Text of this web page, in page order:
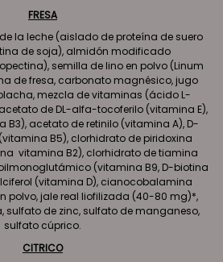
FRESA
la leche (aislado de proteína de suero
de soja), almidón modificado
semilla de lino en polvo (Linum
de fresa, carbonato magnésico, jugo
mezcla de vitaminas (ácido L-
de DL-alfa-tocoferilo (vitamina E),
acetato de retinilo (vitamina A), D-
B5), clorhidrato de piridoxina
vitamina B2), clorhidrato de tiamina
(vitamina B9, D-biotina
(vitamina D), cianocobalamina
polvo, jale real liofilizada (40-80 mg)*,
sulfato de zinc, sulfato de manganeso,
sulfato cúprico.
CITRICO